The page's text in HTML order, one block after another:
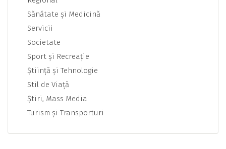
Sănătate şi Medicină
Servicii
Societate
Sport şi Recreaţie
Ştiinţă şi Tehnologie
Stil de Viaţă
Ştiri, Mass Media
Turism şi Transporturi